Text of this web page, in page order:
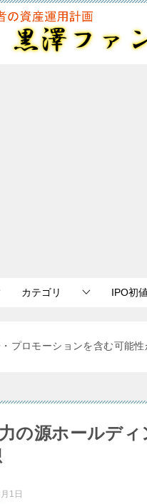
カテゴリ IPO初
プロモーションを含む可能性
力の源ホールデ
1日